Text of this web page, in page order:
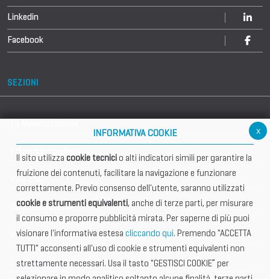
Linkedin
Facebook
SEZIONI
Info utili
Documentazione
Informazione importante
Vetrina Espositori
x
INFORMATIVA COOKIE
Il sito utilizza cookie tecnicio alti indicatori simili per garantire la
fruizione dei contenuti, facilitare la navigazione e funzionare
correttamente. Previo consenso dell'utente, saranno utilizzati
cookie e strumenti equivalenti, anche di terze parti, per misurare
il consumo e proporre pubblicità mirata. Per saperne di più puoi
visionare l'informativa estesa cliccando qui. Premendo "ACCETTA
TUTTI" acconsenti all'uso di cookie e strumenti equivalenti non
strettamente necessari. Usa il tasto "GESTISCI COOKIE” per